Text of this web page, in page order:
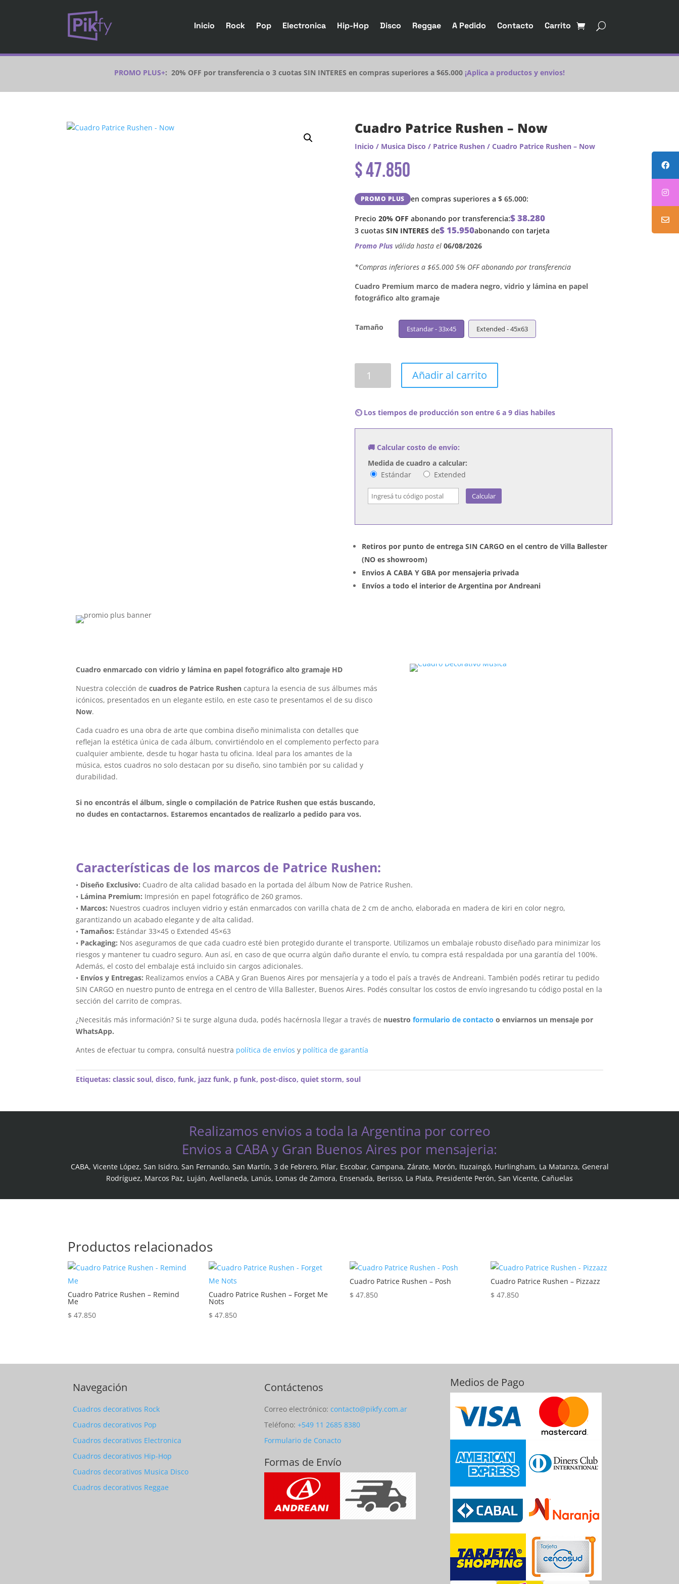
Inicio Rock Pop Electronica Hip-Hop Disco Reggae A Pedido Contacto Carrito
PROMO PLUS+: 20% OFF por transferencia o 3 cuotas SIN INTERES en compras superiores a $65.000 ¡Aplica a productos y envios!
Cuadro Patrice Rushen – Now
Inicio / Musica Disco / Patrice Rushen/ Cuadro Patrice Rushen – Now
$47.850
PROMO PLUS en compras superiores a $65.000:
Precio 20% OFF abonando por transferencia:$38.280
3 cuotas SIN INTERES de$15.950abonando con tarjeta
Promo Plus válida hasta el 06/08/2026
´*Compras inferiores a $65.000 5% OFF abonando por transferencia
Cuadro Premium marco de madera negro, vidrio y lámina en papel
fotográfico alto gramaje
Tamaño Estandar - 33x45 Extended - 45x63
Patrice
Now
cantidad
Añadir al carrito
⏲️ Los tiempos de producción son entre 6 a 9 dias habiles
🚚 Calcular costo de envío:
Medida de cuadro a calcular:
Estándar
Extended
Calcular
Retiros por punto de entrega SIN CARGO en el centro de Villa Ballester
(NO es showroom)
Envios A CABA Y GBA por mensajeria privada
Envíos a todo el interior de Argentina por Andreani
Cuadro enmarcado con vidrio y lámina en papel fotográfico alto gramaje HD
Nuestra colección decuadros de Patrice Rushen captura la esencia de sus álbumes más
icónicos, presentados en un elegante estilo, en este caso te presentamos el de su disco
Now.
Cada cuadro es una obra de arte que combina diseño minimalista con detalles que
reflejan la estética única de cada álbum, convirtiéndolo en el complemento perfecto para
cualquier ambiente, desde tu hogar hasta tu oficina. Ideal para los amantes de la
música, estos cuadros no solo destacan por su diseño, sino también por su calidad y
durabilidad.
Si no encontrás el álbum, single o compilación de Patrice Rushen que estás buscando,
no dudes en contactarnos. Estaremos encantados de realizarlo a pedido para vos.
Características de los marcos de Patrice Rushen:
• Diseño Exclusivo: Cuadro de alta calidad basado en la portada del álbum Now de Patrice Rushen.
• Lámina Premium: Impresión en papel fotográfico de 260 gramos.
• Marcos: Nuestros cuadros incluyen vidrio y están enmarcados con varilla chata de 2 cm de ancho, elaborada en madera de kiri en color negro,
garantizando un acabado elegante y de alta calidad.
•Tamaños: Estándar 33×45 o Extended 45×63
• Packaging: Nos aseguramos de que cada cuadro esté bien protegido durante el transporte. Utilizamos un embalaje robusto diseñado para minimizar los
riesgos y mantener tu cuadro seguro. Aun así, en caso de que ocurra algún daño durante el envío, tu compra está respaldada por una garantía del 100%.
Además, el costo del embalaje está incluido sin cargos adicionales.
• Envíos y Entregas: Realizamos envíos a CABA y Gran Buenos Aires por mensajería y a todo el país a través de Andreani. También podés retirar tu pedido
SIN CARGO en nuestro punto de entrega en el centro de Villa Ballester, Buenos Aires. Podés consultar los costos de envío ingresando tu código postal en la
sección del carrito de compras.
¿Necesitás más información? Si te surge alguna duda, podés hacérnosla llegar a través de nuestroformulario de contacto o enviarnos un mensaje por
WhatsApp.
Antes de efectuar tu compra, consultá nuestra política de envíos y política de garantía
Etiquetas:classic soul,disco,funk, jazz funk, p funk, post-disco,quiet storm,soul
Realizamos envios a toda la Argentina por correo
Envios a CABA y Gran Buenos Aires por mensajeria:
CABA, Vicente López, San Isidro, San Fernando, San Martín, 3 de Febrero, Pilar, Escobar, Campana, Zárate, Morón, Ituzaingó, Hurlingham, La Matanza, General
Rodríguez, Marcos Paz, Luján, Avellaneda, Lanús, Lomas de Zamora, Ensenada, Berisso, La Plata, Presidente Perón, San Vicente, Cañuelas
Productos relacionados
Cuadro Patrice Rushen – Remind
Me
$ 47.850
Cuadro Patrice Rushen – Forget Me
Nots
$ 47.850
Cuadro Patrice Rushen – Posh
$ 47.850
Cuadro Patrice Rushen – Pizzazz
$ 47.850
Navegación
Cuadros decorativos Rock
Cuadros decorativos Pop
Cuadros decorativos Electronica
Cuadros decorativos Hip-Hop
Cuadros decorativos Musica Disco
Cuadros decorativos Reggae
Contáctenos
Correo electrónico: contacto@pikfy.com.ar
Teléfono: +549 11 2685 8380
Formulario de Conacto
Formas de Envío
Medios de Pago